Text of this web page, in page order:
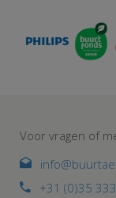
Voor vragen of
+31 (0)35